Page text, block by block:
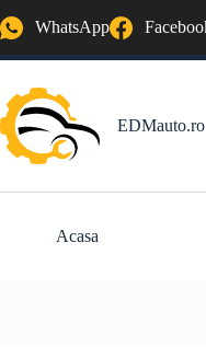
la
WhatsApp
EDMauto.ro
Acasa